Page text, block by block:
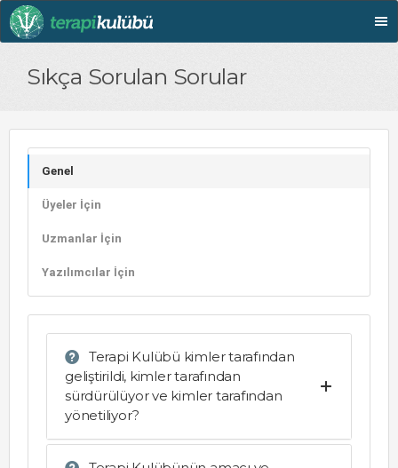
Sıkça Sorulan Sorular
Genel
Üyeler İçin
Uzmanlar İçin
Yazılımcılar İçin
Terapi Kulübü kimler tarafından
geliştirildi, kimler tarafından
sürdürülüyor ve kimler tarafından
yönetiliyor?